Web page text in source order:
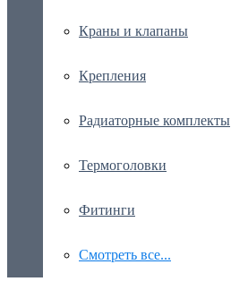
Краны и клапаны
Крепления
Радиаторные комплекты
Термоголовки
Фитинги
Смотреть все...